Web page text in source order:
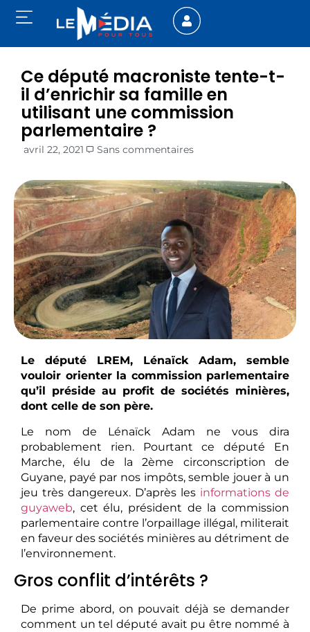
Ce député macroniste tente-t-
il d’enrichir sa famille en
utilisant une commission
parlementaire ?
avril 22, 2021 Sans commentaires
Le député LREM, Lénaïck Adam, semble
vouloir orienter la commission parlementaire
qu’il préside au profit de sociétés minières,
dont celle de son père.
Le nom de Lénaïck Adam ne vous dira
probablement rien. Pourtant ce député En
Marche, élu de la 2ème circonscription de
Guyane, payé par nos impôts, semble jouer à un
jeu très dangereux. D’après les informations de
guyaweb, cet élu, président de la commission
parlementaire contre l’orpaillage illégal, militerait
en faveur des sociétés minières au détriment de
l’environnement.
Gros conflit d’intérêts ?
De prime abord, on pouvait déjà se demander
comment un tel député avait pu être nommé à